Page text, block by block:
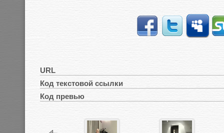
URL
Код текстовой ссылки
Код превью